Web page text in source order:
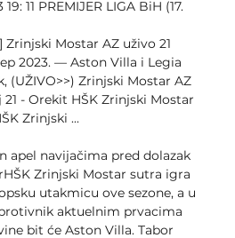
11 PREMIJER LIGA BiH (17.
Zrinjski Mostar AZ uživo 21
2023. — Aston Villa i Legia
(UŽIVO>>) Zrinjski Mostar AZ
- Orekit HŠK Zrinjski Mostar
Zrinjski ...
apel navijačima pred dolazak
Zrinjski Mostar sutra igra
utakmicu ove sezone, a u
aktuelnim prvacima
bit će Aston Villa. Tabor